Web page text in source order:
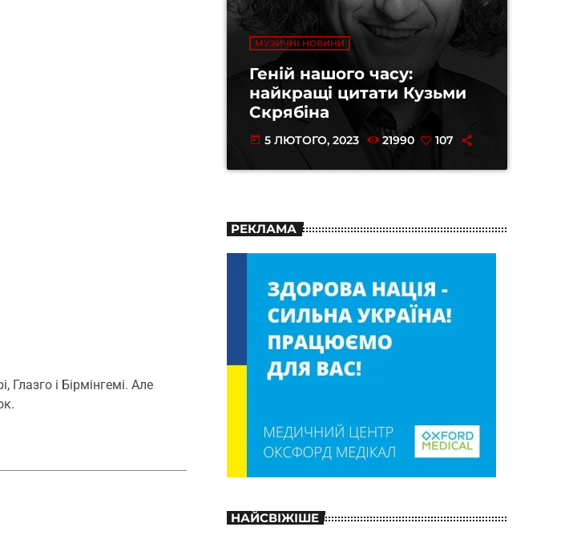
і Бірмінгемі. Але
МУЗИЧНІ НОВИНИ
Геній нашого часу:
найкращі цитати Кузьми
Скрябіна
today 5 ЛЮТОГО, 2023 21990 107
РЕКЛАМА
НАЙСВІЖІШЕ